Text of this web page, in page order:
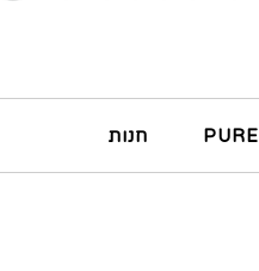
חנות PURE